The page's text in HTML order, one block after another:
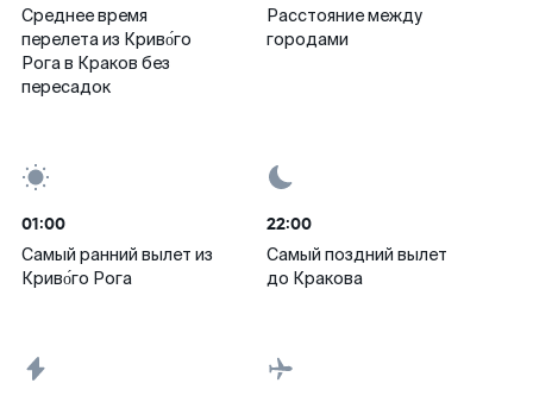
Среднее время
перелета из Криво́го
Рога в Краков без
пересадок
Расстояние между
городами
01:00
Самый ранний вылет из
Криво́го Рога
22:00
Самый поздний вылет
до Кракова